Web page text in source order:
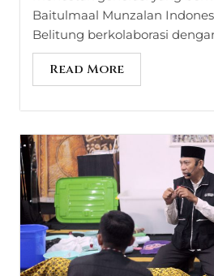
Baitulmaal Munzalan
Belitung berkolaborasi
Read More